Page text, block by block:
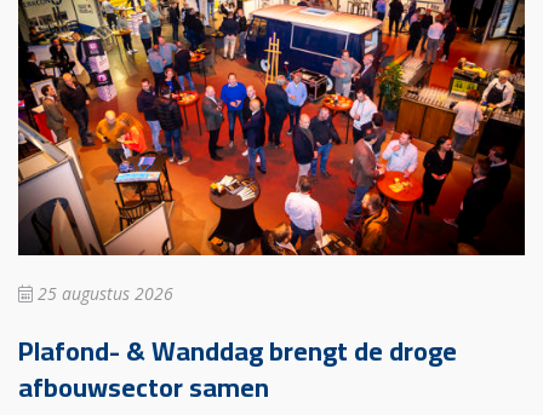
25 augustus 2026
Plafond- & Wanddag brengt de droge
afbouwsector samen